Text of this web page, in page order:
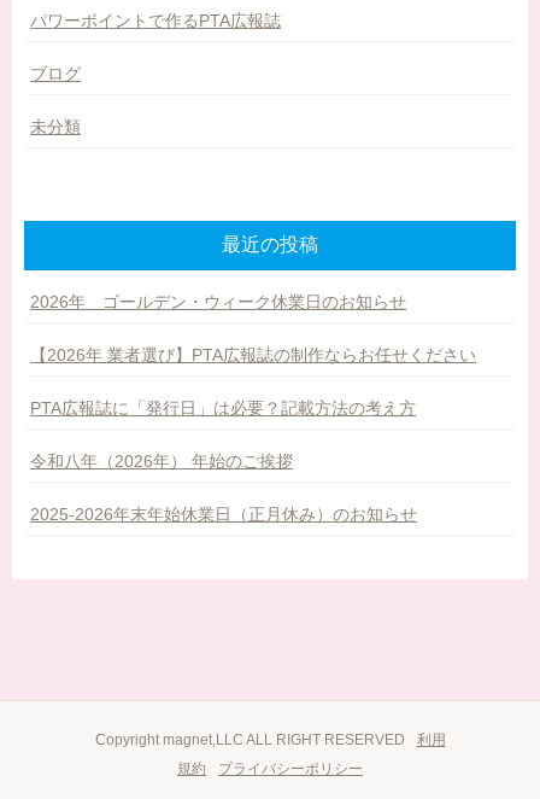
パワーポイントで作るPTA広報誌
ブログ
未分類
最近の投稿
2026年 ゴールデン・ウィーク休業日のお知らせ
【2026年 業者選び】PTA広報誌の制作ならお任せください
PTA広報誌に「発行日」は必要？記載方法の考え方
令和八年（2026年） 年始のご挨拶
2025-2026年末年始休業日（正月休み）のお知らせ
Copyright magnet,LLC ALL RIGHT RESERVED
利用
規約
プライバシーポリシー